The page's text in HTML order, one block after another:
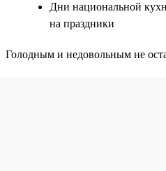
Дни национальной
на праздники
Голодным и недовольным не